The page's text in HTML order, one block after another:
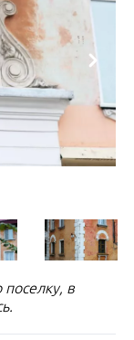
поселку, в